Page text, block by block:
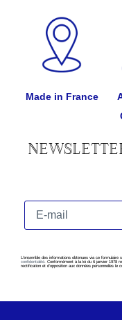
Made in France
L’ensemble des informations obtenues via ce
confidentialité . Conformément à la loi du 6 janvier 1978
rectification et d’opposition aux données personnelles le